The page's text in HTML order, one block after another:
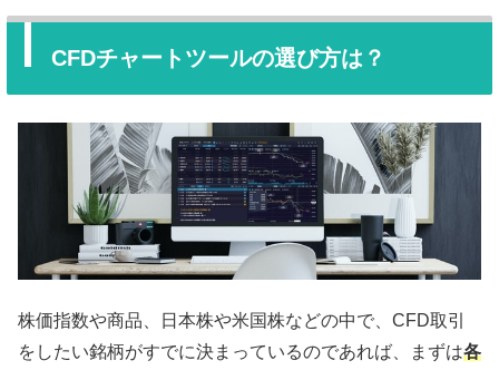
CFDチャートツールの選び方は？
株価指数や商品、日本株や米国株などの中で、CFD取引
をしたい銘柄がすでに決まっているのであれば、まずは各